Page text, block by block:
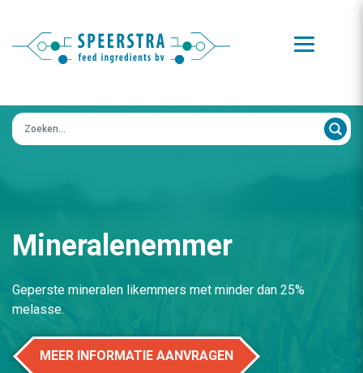
Zoeken op:
Mineralenemmer
Geperste mineralen likemmers met minder dan 25%
melasse.
MEER INFORMATIE AANVRAGEN